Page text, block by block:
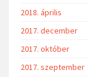
2018. április
2017. december
2017. október
2017. szeptember